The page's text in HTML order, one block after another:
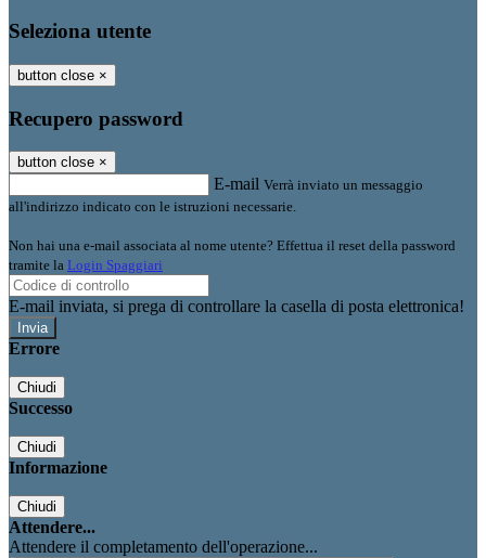
Seleziona utente
button close ×
Recupero password
button close ×
E-mail Verrà inviato un messaggio
all'indirizzo indicato con le istruzioni necessarie.
Non hai una e-mail associata al nome utente? Effettua il reset della password
tramite la Login Spaggiari
E-mail inviata, si prega di controllare la casella di posta elettronica!
Errore
Chiudi
Successo
Chiudi
Informazione
Chiudi
Attendere...
Attendere il completamento dell'operazione...